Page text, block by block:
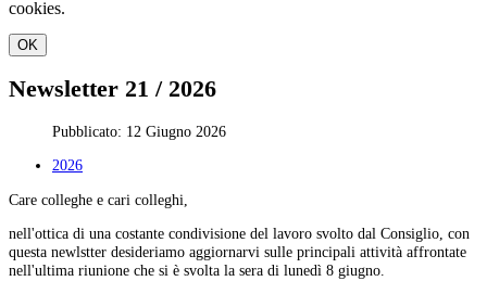
cookies.
OK
Newsletter 21 / 2026
Pubblicato: 12 Giugno 2026
2026
Care colleghe e cari colleghi,
nell'ottica di una costante condivisione del lavoro svolto dal Consiglio, con
questa newlstter desideriamo aggiornarvi sulle principali attività affrontate
nell'ultima riunione che si è svolta la sera di lunedì 8 giugno.